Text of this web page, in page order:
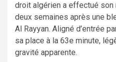
droit algérien a effectué son
deux semaines après une
Al Rayyan. Aligné d’entrée
sa place à la 63e minute,
gravité apparente.